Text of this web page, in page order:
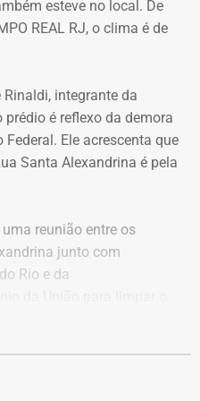
de 36°C. A previsão
o dia, com aumento da
pancadas de chuva à
da frente fria que
de um novo
esteve no local. De
REAL RJ, o clima é de
integrante da
é reflexo da demora
Ele acrescenta que
Santa Alexandrina é pela
reunião entre os
junto com
Rio e da
Nacional. Mas o
para agir que hoje